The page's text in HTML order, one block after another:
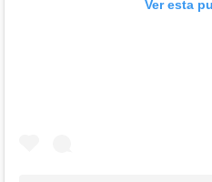
Ver esta